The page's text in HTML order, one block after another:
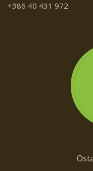
+386 40 431 972